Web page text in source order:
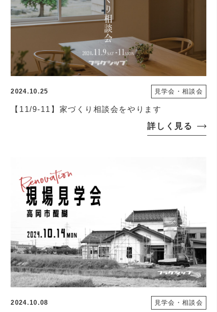
2024.10.25 見学会・相談会
【11/9-11】家づくり相談会をやります
詳しく見る
2024.10.08 見学会・相談会